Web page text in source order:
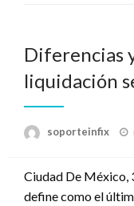
Diferencias
liquidación
soporteinfix
Ciudad De México,
define como el